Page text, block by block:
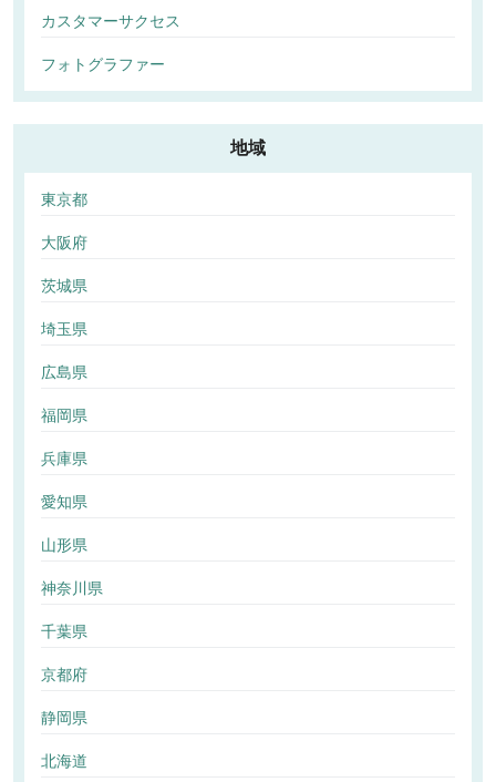
カスタマーサクセス
フォトグラファー
地域
東京都
大阪府
茨城県
埼玉県
広島県
福岡県
兵庫県
愛知県
山形県
神奈川県
千葉県
京都府
静岡県
北海道